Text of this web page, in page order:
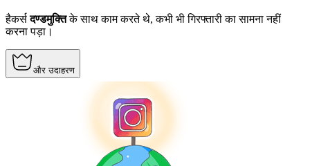
हैकर्सदण्डमुक्तिके साथ काम करते थे, कभी भी गिरफ्तारी का सामना नहीं
करना पड़ा।
और उदाहरण